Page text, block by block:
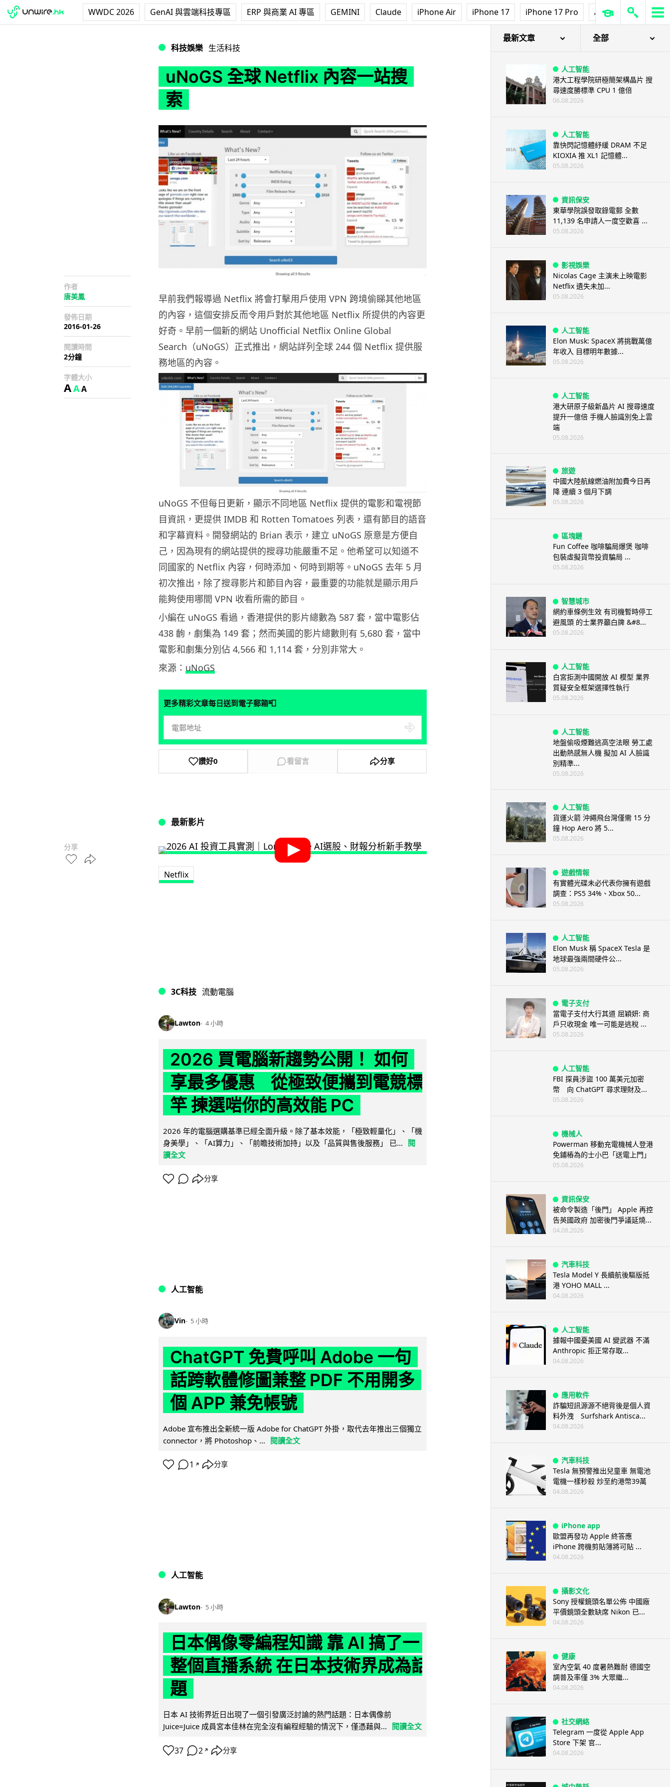
WWDC 2026 GenAI 與雲端科技專區 ERP 與商業 AI 專區 GEMINI Claude iPhone Air iPhone 17 iPhone 17 Pro AirPods Pro 3
科技娛樂 生活科技
uNoGS 全球 Netflix 內容一站搜
索
作者
唐美鳳
發佈日期
2016-01-26
閱讀時間
2分鐘
字體大小
AAA
分享
早前我們報導過 Netflix 將會打擊用戶使用 VPN 跨境偷睇其他地區
的內容，這個安排反而令用戶對於其他地區 Netflix 所提供的內容更
好奇。早前一個新的網站 Unofficial Netflix Online Global
Search（uNoGS）正式推出，網站詳列全球 244 個 Netflix 提供服
務地區的內容。
uNoGS 不但每日更新，顯示不同地區 Netflix 提供的電影和電視節
目資訊，更提供 IMDB 和 Rotten Tomatoes 列表，還有節目的語音
和字幕資料。開發網站的 Brian 表示，建立 uNoGS 原意是方便自
己，因為現有的網站提供的搜尋功能嚴重不足。他希望可以知道不
同國家的 Netflix 內容，何時添加、何時到期等。uNoGS 去年 5 月
初次推出，除了搜尋影片和節目內容，最重要的功能就是顯示用戶
能夠使用哪間 VPN 收看所需的節目。
小編在 uNoGS 看過，香港提供的影片總數為 587 套，當中電影佔
438 齣，劇集為 149 套；然而美國的影片總數則有 5,680 套，當中
電影和劇集分別佔 4,566 和 1,114 套，分別非常大。
來源： uNoGS
更多精彩文章每日送到電子郵箱📮
讚好0 看留言 分享
最新影片
Netflix
3C科技 流動電腦
Lawton 4 小時
2026 買電腦新趨勢公開！ 如何
享最多優惠 從極致便攜到電競標
竿 揀選啱你的高效能 PC
2026 年的電腦選購基準已經全面升級。除了基本效能，「極致輕量化」、「機
身美學」、「AI算力」、「前瞻技術加持」以及「品質與售後服務」 已... 閱
讀全文
分享
人工智能
Vin 5 小時
ChatGPT 免費呼叫 Adobe 一句
話跨軟體修圖兼整 PDF 不用開多
個 APP 兼免帳號
Adobe 宣布推出全新統一版 Adobe for ChatGPT 外掛，取代去年推出三個獨立
connector，將 Photoshop、... 閱讀全文
1 ↗ 分享
人工智能
Lawton 5 小時
日本偶像零編程知識 靠 AI 搞了一
整個直播系統 在日本技術界成為話
題
日本 AI 技術界近日出現了一個引發廣泛討論的熱門話題：日本偶像前
Juice=Juice 成員宮本佳林在完全沒有編程經驗的情況下，僅憑藉與...
閱讀全文
37 2 ↗ 分享
最新文章 全部
人工智能
港大工程學院研極簡架構晶片 搜
尋速度勝標準 CPU 1 億倍
06.08.2026
人工智能
靠快閃記憶體紓緩 DRAM 不足
KIOXIA 推 XL1 記憶體...
05.08.2026
資訊保安
東華學院誤發取錄電郵 全數
11,139 名申請人一度空歡喜 ...
05.08.2026
影視娛樂
Nicolas Cage 主演未上映電影
Netflix 遺失未加...
05.08.2026
人工智能
Elon Musk: SpaceX 將挑戰萬億
年收入 目標明年數據...
05.08.2026
人工智能
港大研原子級新晶片 AI 搜尋速度
提升一億倍 手機人臉識別免上雲
端
05.08.2026
旅遊
中國大陸航線燃油附加費今日再
降 連續 3 個月下調
05.08.2026
區塊鏈
Fun Coffee 咖啡騙局爆煲 咖啡
包裝虛擬貨幣投資騙局 ...
05.08.2026
智慧城市
網約車條例生效 有司機暫時停工
避風頭 的士業界籲白牌 &#8...
05.08.2026
人工智能
白宮拒測中國開放 AI 模型 業界
質疑安全框架選擇性執行
05.08.2026
人工智能
地盤偷吸煙難逃高空法眼 勞工處
出動熱感無人機 擬加 AI 人臉識
別精準...
05.08.2026
人工智能
貨運火箭 沖繩飛台灣僅需 15 分
鐘 Hop Aero 將 5...
05.08.2026
遊戲情報
有實體光碟未必代表你擁有遊戲
調查：PS5 34%、Xbox 50...
05.08.2026
人工智能
Elon Musk 稱 SpaceX Tesla 是
地球最強兩間硬件公...
05.08.2026
電子支付
當電子支付大行其道 屈穎妍: 商
戶只收現金 唯一可能是逃稅 ...
05.08.2026
人工智能
FBI 探員涉盜 100 萬美元加密
幣 向 ChatGPT 尋求理財及...
05.08.2026
機械人
Powerman 移動充電機械人登港
免鋪樁為的士小巴「送電上門」
05.08.2026
資訊保安
被命令製造「後門」 Apple 再控
告英國政府 加密後門爭議延燒...
04.08.2026
汽車科技
Tesla Model Y 長續航後驅版抵
港 YOHO MALL ...
04.08.2026
人工智能
據報中國憂美國 AI 變武器 不滿
Anthropic 拒正常存取...
04.08.2026
應用軟件
詐騙短訊源源不絕背後是個人資
料外洩 Surfshark Antisca...
04.08.2026
汽車科技
Tesla 無預警推出兒童車 無電池
電機一樣秒殺 炒至約港幣39萬
04.08.2026
iPhone app
歐盟再發功 Apple 終答應
iPhone 跨機剪貼簿將可貼 ...
04.08.2026
攝影文化
Sony 授權鏡頭名單公佈 中國廠
平價鏡頭全數缺席 Nikon 已...
04.08.2026
健康
室內空氣 40 度暑熱難耐 德國空
調普及率僅 3% 大眾繼...
04.08.2026
社交網絡
Telegram 一度從 Apple App
Store 下架 官...
04.08.2026